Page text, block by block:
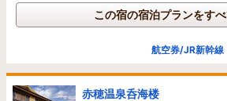
この宿の宿泊プランをす
航空券/JR新幹線
赤穂温泉呑海楼